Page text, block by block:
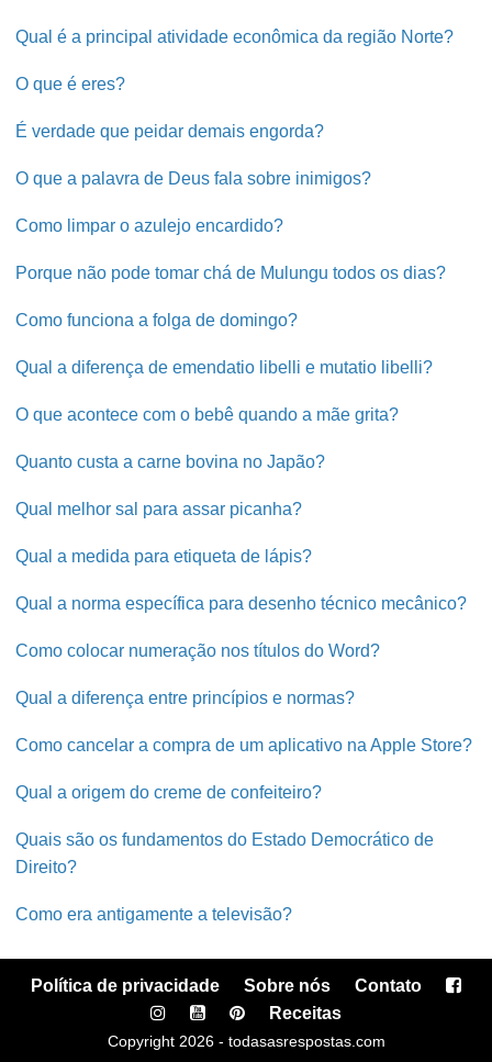
Qual é a principal atividade econômica da região Norte?
O que é eres?
É verdade que peidar demais engorda?
O que a palavra de Deus fala sobre inimigos?
Como limpar o azulejo encardido?
Porque não pode tomar chá de Mulungu todos os dias?
Como funciona a folga de domingo?
Qual a diferença de emendatio libelli e mutatio libelli?
O que acontece com o bebê quando a mãe grita?
Quanto custa a carne bovina no Japão?
Qual melhor sal para assar picanha?
Qual a medida para etiqueta de lápis?
Qual a norma específica para desenho técnico mecânico?
Como colocar numeração nos títulos do Word?
Qual a diferença entre princípios e normas?
Como cancelar a compra de um aplicativo na Apple Store?
Qual a origem do creme de confeiteiro?
Quais são os fundamentos do Estado Democrático de
Direito?
Como era antigamente a televisão?
Política de privacidade Sobre nós
Contato
Receitas
Copyright 2026 - todasasrespostas.com